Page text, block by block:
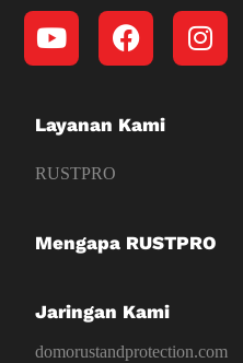
Layanan Kami
RUSTPRO
Mengapa RUSTPRO
Jaringan Kami
domorustandprotection.com